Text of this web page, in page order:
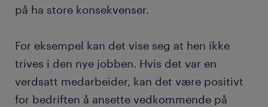
på ha store konsekvenser.
For eksempel kan det vise seg at hen ikke
trives i den nye jobben. Hvis det var en
verdsatt medarbeider, kan det være positivt
for bedriften å ansette vedkommende på